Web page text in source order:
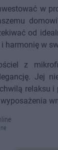
w
od
harmonię w
z
Jej
relaksu